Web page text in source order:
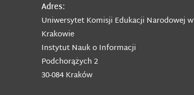
Adres:
Uniwersytet Komisji Edukacji Narodowej w
Krakowie
Instytut Nauk o Informacji
Podchorążych 2
30-084 Kraków